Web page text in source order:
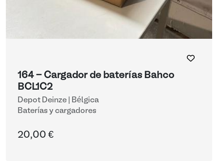
164 - Cargador de baterías Bahco
BCL1C2
Depot Deinze | Bélgica
Baterías y cargadores
20,00 €